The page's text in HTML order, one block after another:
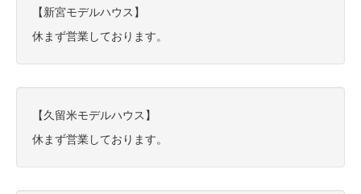
【新宮モデルハウス】
休まず営業しております。
【久留米モデルハウス】
休まず営業しております。